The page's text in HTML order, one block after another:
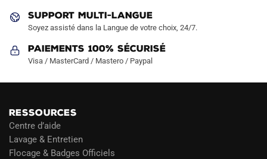
produit
SUPPORT MULTI-LANGUE
Soyez assisté dans la Langue de votre choix, 24/7.
Paiements 100% Sécurisé
Visa / MasterCard / Mastero / Paypal
RESSOURCES
Centre d’aide
Lavage & Entretien
Flocage & Badges Officiels